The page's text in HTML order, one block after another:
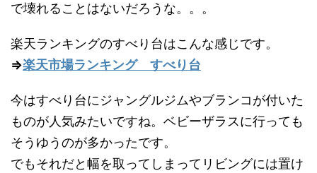
で壊れることはないだろうな。。。
楽天ランキングのすべり台はこんな感じです。
⇒楽天市場ランキング すべり台
今はすべり台にジャングルジムやブランコが付いた
ものが人気みたいですね。ベビーザラスに行っても
そうゆうのが多かったです。
でもそれだと幅を取ってしまってリビングには置け